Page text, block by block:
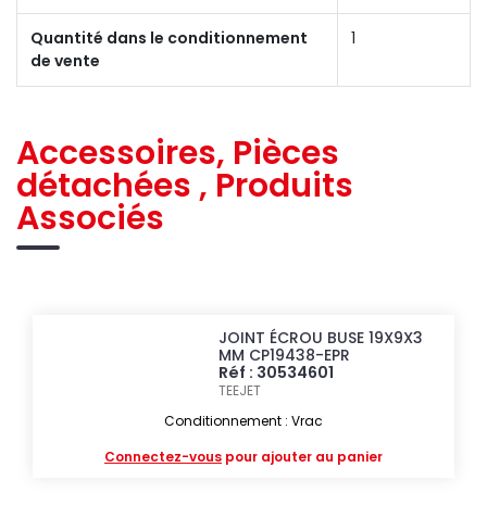
Quantité dans le conditionnement
de vente
1
Accessoires, Pièces
détachées , Produits
Associés
JOINT ÉCROU BUSE 19X9X3
MM CP19438-EPR
Réf : 30534601
TEEJET
Conditionnement : Vrac
Connectez-vous pour ajouter au panier